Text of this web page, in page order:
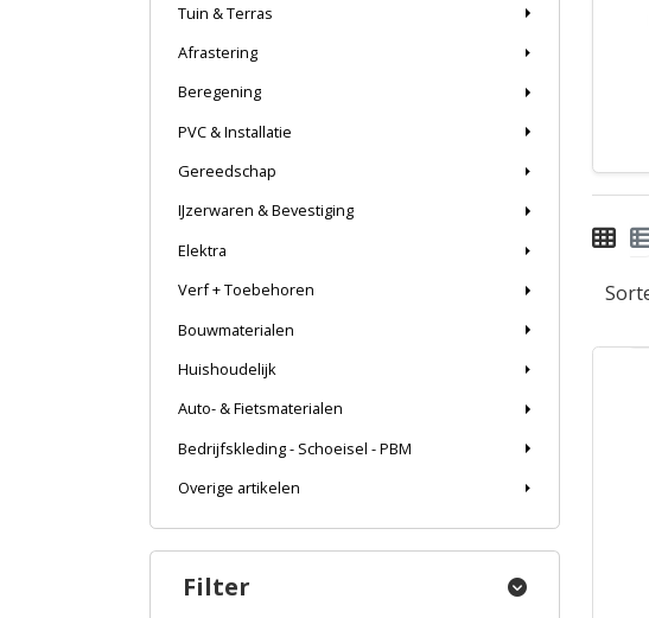
Tuin & Terras
Afrastering
Beregening
PVC & Installatie
Gereedschap
IJzerwaren & Bevestiging
Elektra
Verf + Toebehoren
Bouwmaterialen
Huishoudelijk
Auto- & Fietsmaterialen
Bedrijfskleding - Schoeisel - PBM
Overige artikelen
Filter